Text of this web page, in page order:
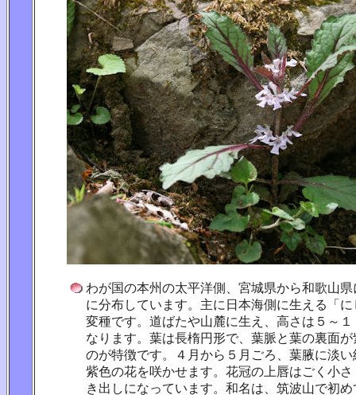
わが国の本州の太平洋側、宮城県から和歌山
に分布しています。主に日本海側に生える「
変種です。道ばたや山麓に生え、高さは５～
なります。葉は長楕円形で、葉脈と葉の裏面
のが特徴です。４月から５月ごろ、葉腋に淡
紫色の花を咲かせます。花冠の上唇はごく小
き出しになっています。和名は、筑波山で初